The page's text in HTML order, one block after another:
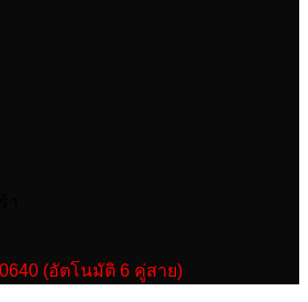
(อัตโนมัติ 6 คู่สาย)